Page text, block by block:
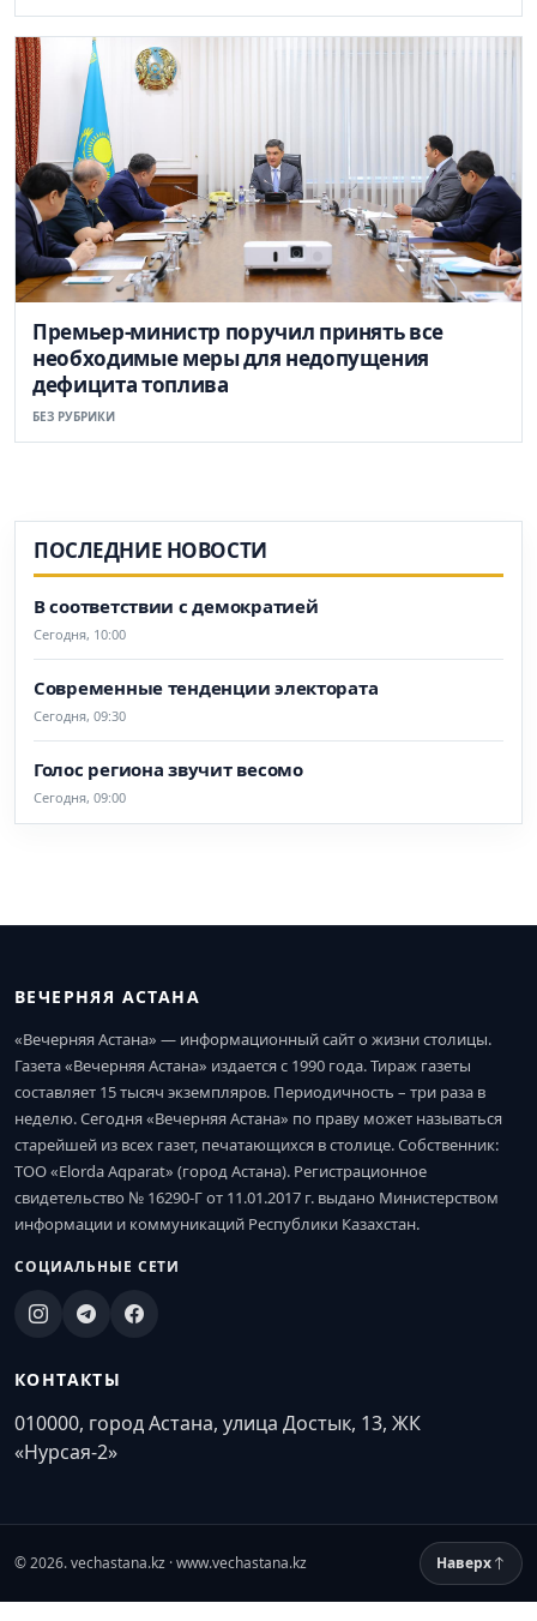
Премьер-министр поручил принять все
необходимые меры для недопущения
дефицита топлива
БЕЗ РУБРИКИ
ПОСЛЕДНИЕ НОВОСТИ
В соответствии с демократией
Сегодня, 10:00
Современные тенденции электората
Сегодня, 09:30
Голос региона звучит весомо
Сегодня, 09:00
ВЕЧЕРНЯЯ АСТАНА
«Вечерняя Астана» — информационный сайт о жизни столицы.
Газета «Вечерняя Астана» издается с 1990 года. Тираж газеты
составляет 15 тысяч экземпляров. Периодичность – три раза в
неделю. Сегодня «Вечерняя Астана» по праву может называться
старейшей из всех газет, печатающихся в столице. Собственник:
ТОО «Elorda Aqparat» (город Астана). Регистрационное
свидетельство № 16290-Г от 11.01.2017 г. выдано Министерством
информации и коммуникаций Республики Казахстан.
СОЦИАЛЬНЫЕ СЕТИ
КОНТАКТЫ
010000, город Астана, улица Достык, 13, ЖК
«Нурсая-2»
© 2026. vechastana.kz · www.vechastana.kz Наверх